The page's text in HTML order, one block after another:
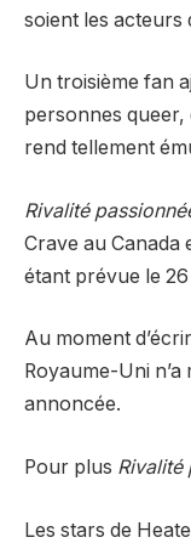
soient les acteurs
Un troisième fan
personnes queer,
rend tellement
Rivalité
Crave au Canada
étant prévue le
Au moment
Royaume-Uni
annoncée.
Pour plus Rivalité
Les stars de